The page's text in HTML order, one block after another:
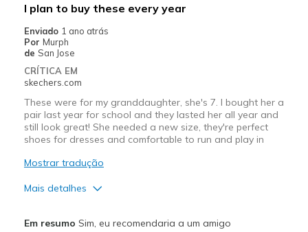
I plan to buy these every year
Enviado 1 ano atrás
Por Murph
de San Jose
CRÍTICA EM
skechers.com
These were for my granddaughter, she's 7. I bought her a
pair last year for school and they lasted her all year and
still look great! She needed a new size, they're perfect
shoes for dresses and comfortable to run and play in
Mostrar tradução
Mais detalhes
Em resumo Sim, eu recomendaria a um amigo